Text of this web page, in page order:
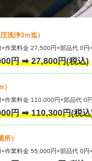
管工事/3ｍまで）
排水管工事/3ｍ超
削・埋め戻し作業）
㎝未満）
㎝以上）
（厚さ10㎝まで）
防水処理・清掃・修
加工など（中作業）
防水処理・清掃・修
加工など（重作業）
ク）
（壁付・デッキ
洗浄3ｍ迄）
作業料金 27,500円+部品代 0円
円 ➡ 27,800円(税込)
）
作業料金 110,000円+部品代 0
円 ➡ 110,300円(税
所）
作業料金 55,000円+部品代 0円